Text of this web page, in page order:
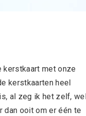
kerstkaart met onze
kerstkaarten heel
al zeg ik het zelf, wel
dan ooit om er één te